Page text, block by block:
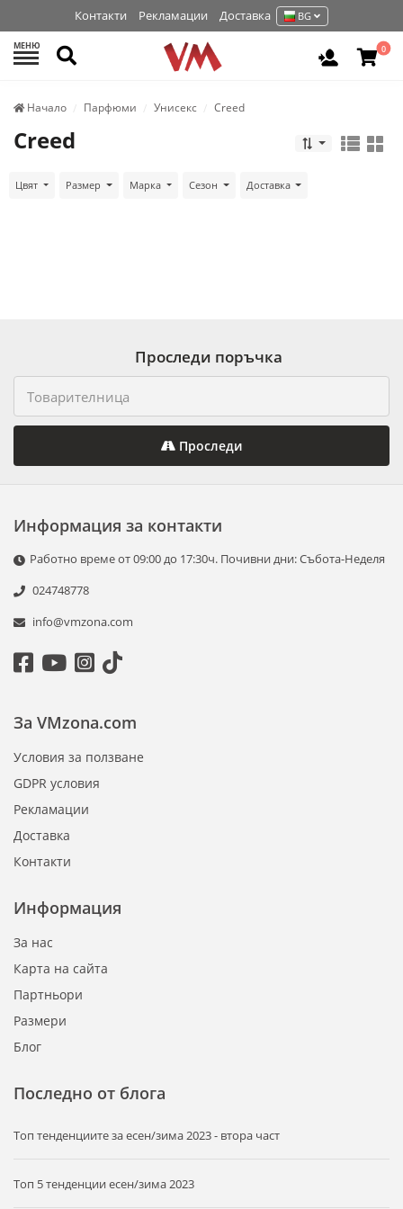
Контакти Рекламации Доставка BG
МЕНЮ Търси Вход /0
Начало Парфюми Унисекс Creed
Creed
Цвят Размер Марка Сезон Доставка
Проследи поръчка
Проследи
Информация за контакти
Работно време от 09:00 до 17:30ч. Почивни дни: Събота-Неделя
024748778
info@vmzona.com
Информация
За нас
Карта на сайта
Партньори
Размери
Блог
За VMzona.com
Условия за ползване
GDPR условия
Рекламации
Доставка
Контакти
Последно от блога
Tоп тенденциите за есен/зима 2023 - втора част
Топ 5 тенденции есен/зима 2023